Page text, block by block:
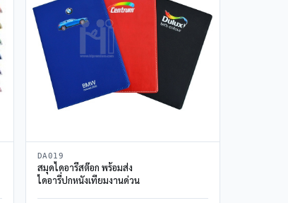
DA019
สมุดไดอารี่สต๊อก พร้อมส่ง
ไดอารี่ปกหนังเทียมงานด่วน